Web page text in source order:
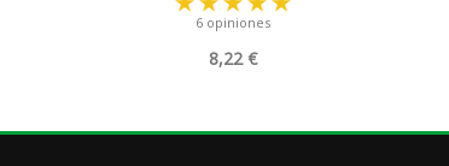
6 opiniones
8,22 €